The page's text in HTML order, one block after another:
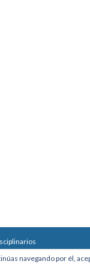
Edificio Arcadia,
73027636
navegando por él,